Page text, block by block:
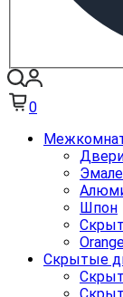
0
Шпон
Скрытые